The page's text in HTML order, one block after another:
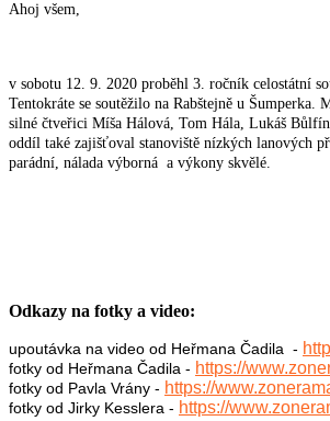
Ahoj všem,
v sobotu 12. 9. 2020 proběhl 3. ročník celostátní
Tentokráte se soutěžilo na Rabštejně u Šumperka.
silné čtveřici Míša Hálová, Tom Hála, Lukáš
oddíl také zajišťoval stanoviště nízkých lanových
parádní, nálada výborná a výkony skvělé.
Odkazy na fotky a video:
upoutávka na video od Heřmana Čadila -
fotky od Heřmana Čadila - https://
fotky od Pavla Vrány - https://
fotky od Jirky Kesslera - https://